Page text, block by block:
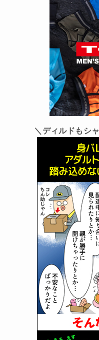
＼ディルドもシ